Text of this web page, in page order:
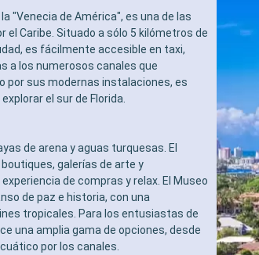
"Venecia de América", es una de las
Caribe. Situado a sólo 5 kilómetros de
es fácilmente accesible en taxi,
a los numerosos canales que
por sus modernas instalaciones, es
el sur de Florida.
de arena y aguas turquesas. El
galerías de arte y
de compras y relax. El Museo
de paz e historia, con una
tropicales. Para los entusiastas de
una amplia gama de opciones, desde
por los canales.